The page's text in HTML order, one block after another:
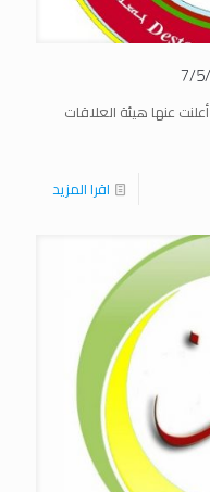
عنها هيئة العلاقات
اقرا المزيد